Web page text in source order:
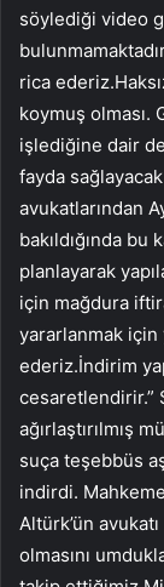
söylediği video
rica
koymuş olması.
işlediğine dair
fayda
avukatlarından
bakıldığında bu
planlayarak
için mağdura
yararlanmak için
ederiz.İndirim
cesaretlendirir.”
ağırlaştırılmış
suça teşebbüs
indirdi.
Altürk’ün
olmasını